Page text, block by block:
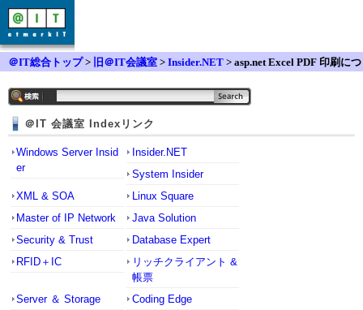
＠IT総合トップ> 旧＠IT会議室 > Insider.NET > asp.net Excel PDF 印刷につ
＠IT 会議室 Indexリンク
Windows Server Insid
er
Insider.NET
System Insider
XML & SOA
Linux Square
Master of IP Network
Java Solution
Security & Trust
Database Expert
RFID＋IC
リッチクライアント &
帳票
Server ＆ Storage
Coding Edge